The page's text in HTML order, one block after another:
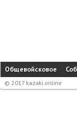
Общевойсковое
© 2017 kazaki.online